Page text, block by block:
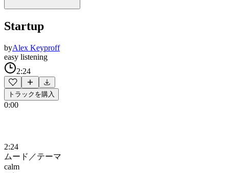
Startup
byAlex Keyproff
easy listening
2:24
トラックを購入
0:00
2:24
ムード／テーマ
calm